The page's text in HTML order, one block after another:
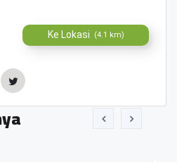
Ke Lokasi (4.1 km)